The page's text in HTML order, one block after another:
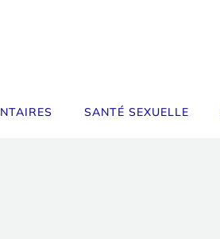
SANTÉ SEXUELLE